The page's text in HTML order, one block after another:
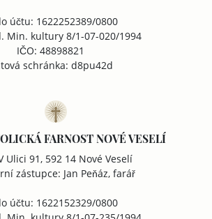
účtu: 1622252389/0800
Min. kultury 8/1-07-020/1994
IČO: 48898821
schránka: d8pu42d
FARNOST NOVÉ VESELÍ
Ulici 91, 592 14 Nové Veselí
zástupce: Jan Peňáz, farář
účtu: 1622152329/0800